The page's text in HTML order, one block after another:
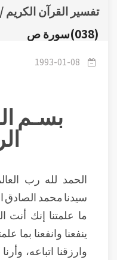
تفسير القرآن الكريم / ٠2التفسير المطول
(038)سورة ص
1993-01-08
بسـم
الحمد لله رب
سيدنا محمد الصادق
ما علمتنا إنك أنت
ينفعنا وانفعنا بما
وارزقنا اتباعه،